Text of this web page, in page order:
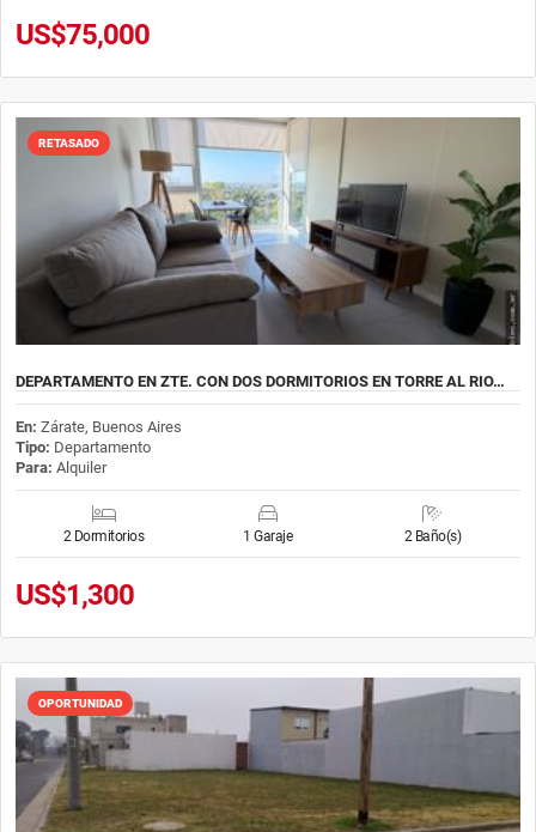
US$75,000
RETASADO
DEPARTAMENTO EN ZTE. CON DOS DORMITORIOS EN TORRE AL RIO…
En: Zárate, Buenos Aires
Tipo: Departamento
Para: Alquiler
2 Dormitorios 1 Garaje 2 Baño(s)
US$1,300
OPORTUNIDAD